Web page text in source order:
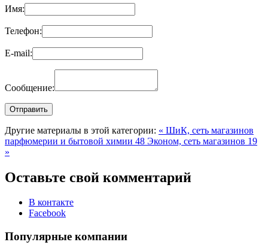
Имя:
Телефон:
E-mail:
Сообщение:
Другие материалы в этой категории: « ШиК, сеть магазинов
парфюмерии и бытовой химии 48 Эконом, сеть магазинов 19
»
Оставьте свой комментарий
В контакте
Facebook
Популярные компании